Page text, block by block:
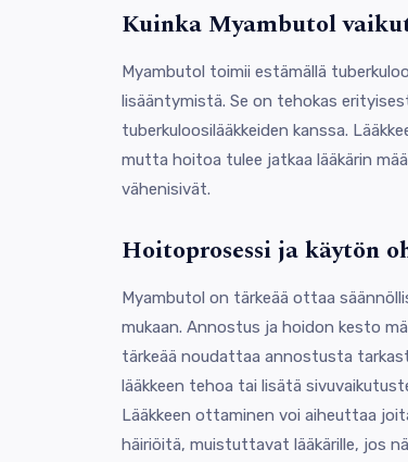
Kuinka Myambutol
Myambutol toimii estämällä
lisääntymistä. Se on tehokas
tuberkuloosilääkkeiden kanssa.
mutta hoitoa tulee jatkaa lääkärin
vähenisivät.
Hoitoprosessi ja käytön
Myambutol on tärkeää ottaa
mukaan. Annostus ja hoidon kesto
tärkeää noudattaa annostusta
lääkkeen tehoa tai lisätä
Lääkkeen ottaminen voi aiheuttaa
häiriöitä, muistuttavat lääkärille, jos